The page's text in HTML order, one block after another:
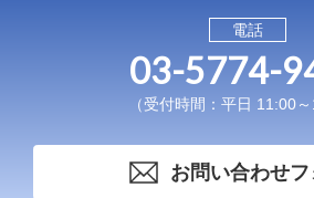
電話
03-5774-
（受付時間：平日 11:00～
お問い合わせフ